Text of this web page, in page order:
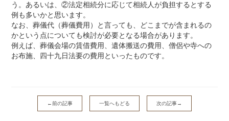
う。あるいは、②法定相続分に応じて相続人が負担するとする
例も多いかと思います。
なお、葬儀代（葬儀費用）と言っても、どこまでが含まれるの
かという点についても検討が必要となる場合があります。
例えば、葬儀会場の賃借費用、遺体搬送の費用、僧侶や寺への
お布施、四十九日法要の費用といったものです。
←前の記事 一覧へもどる 次の記事→